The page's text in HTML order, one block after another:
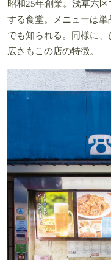
昭和25年創業。浅草六
する食堂。メニューは
でも知られる。同様に
広さもこの店の特徴。